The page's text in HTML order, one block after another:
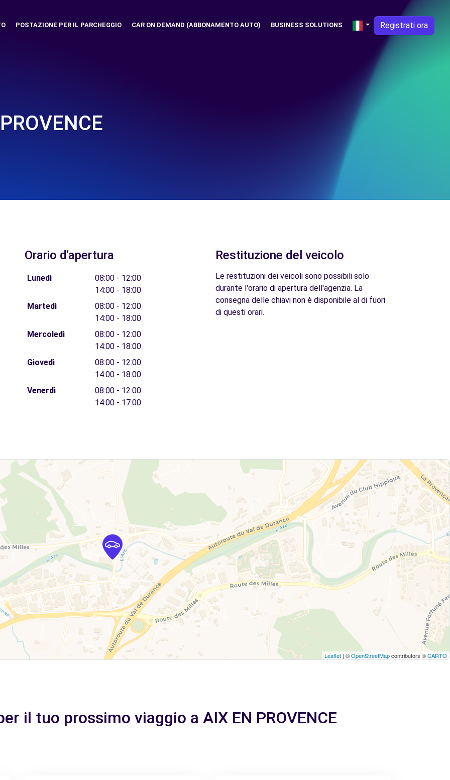
POSTAZIONE PER IL PARCHEGGIO CAR ON DEMAND (ABBONAMENTO AUTO) BUSINESS SOLUTIONS Registrati ora
Orario d'apertura
Lunedì
08:00 - 12:00
14:00 - 18:00
Martedì
08:00 - 12:00
14:00 - 18:00
Mercoledì
08:00 - 12:00
14:00 - 18:00
Giovedì
08:00 - 12:00
14:00 - 18:00
Venerdì
08:00 - 12:00
14:00 - 17:00
Restituzione del veicolo
Le restituzioni dei veicoli sono possibili solo
durante l'orario di apertura dell'agenzia. La
consegna delle chiavi non è disponibile al di fuori
di questi orari.
Leaflet | ©OpenStreetMapcontributors ©CARTO
il tuo prossimo viaggio a AIX EN PROVENCE